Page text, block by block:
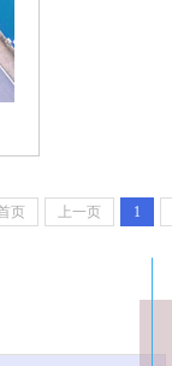
页 上一页 1